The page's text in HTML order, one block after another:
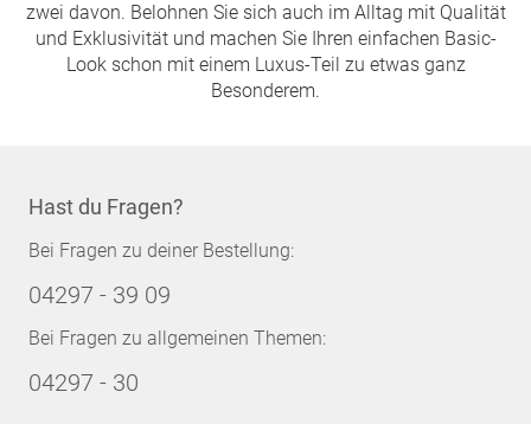
zwei davon. Belohnen Sie sich auch im Alltag mit Qualität
und Exklusivität und machen Sie Ihren einfachen Basic-
Look schon mit einem Luxus-Teil zu etwas ganz
Besonderem.
Hast du Fragen?
Bei Fragen zu deiner Bestellung:
04297 - 39 09
Bei Fragen zu allgemeinen Themen:
04297 - 30